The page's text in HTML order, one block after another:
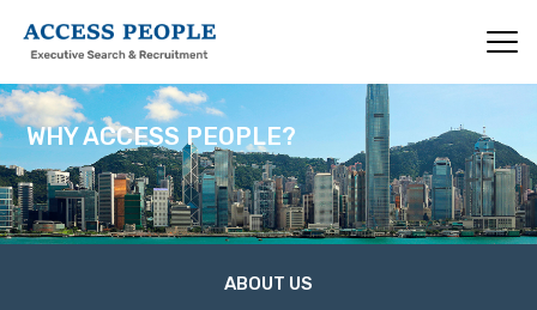
main
content
WHY ACCESS PEOPLE?
ABOUT US